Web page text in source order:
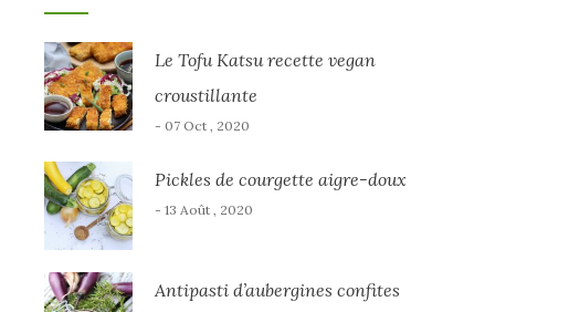
Le Tofu Katsu recette vegan
croustillante
- 07 Oct , 2020
Pickles de courgette aigre-doux
- 13 Août , 2020
Antipasti d’aubergines confites